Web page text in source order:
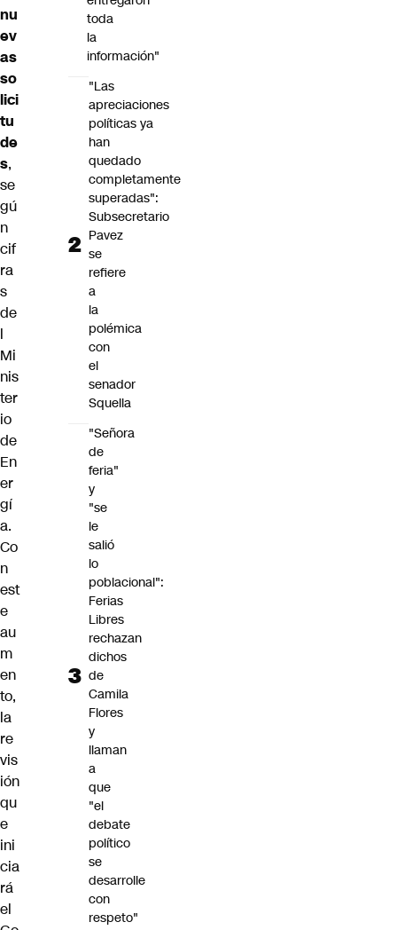
nu
ev
as
so
lici
tu
de
s,
se
gú
n
cif
ra
s
de
l
Mi
nis
ter
io
de
En
er
gí
a.
Co
n
est
e
au
m
en
to,
la
re
vis
ión
qu
e
ini
cia
rá
el
toda
la
información"
"Las
apreciaciones
políticas ya
han
quedado
completamente
superadas":
Subsecretario
Pavez
se
refiere
a
la
polémica
con
el
senador
Squella
"Señora
de
feria"
y
"se
le
salió
lo
poblacional":
Ferias
Libres
rechazan
dichos
de
Camila
Flores
y
llaman
a
que
"el
debate
político
se
desarrolle
con
respeto"